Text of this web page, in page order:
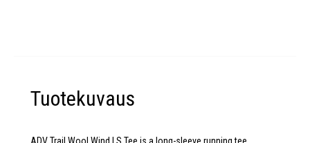
Tuotekuvaus